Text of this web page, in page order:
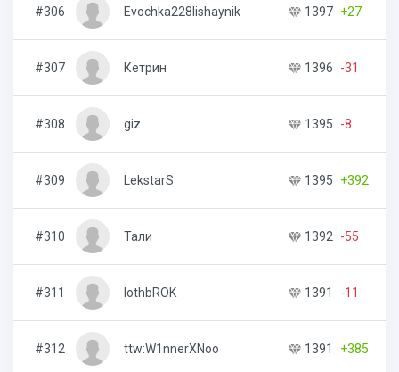
#306 Evochka228lishaynik 1397 +27
#307 Кетрин 1396 -31
#308 giz 1395 -8
#309 LekstarS 1395 +392
#310 Тали 1392 -55
#311 lothbROK 1391 -11
#312 ttw:W1nnerXNoo 1391 +385